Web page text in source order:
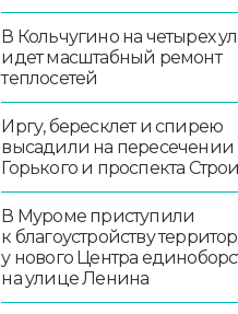
В Кольчугино на четырех
идет масштабный ремонт
теплосетей
Иргу, бересклет и спирею
высадили на пересечении
Горького и проспекта
В Муроме приступили
к благоустройству
у нового Центра
на улице Ленина